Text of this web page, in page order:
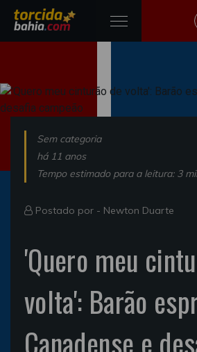
Sem categoria
há 11 anos
Tempo estimado para a leitura: 3
Postado por - Newton Duarte
'Quero meu
volta': Barão
Canadense e